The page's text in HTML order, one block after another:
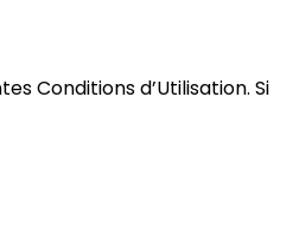
Conditions d’Utilisation. Si